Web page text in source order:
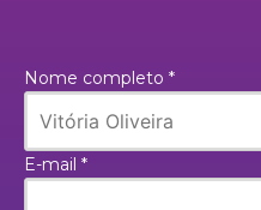
Nome completo *
E-mail *